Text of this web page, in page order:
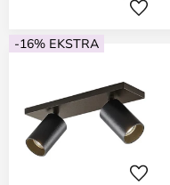
-16% EKSTRA